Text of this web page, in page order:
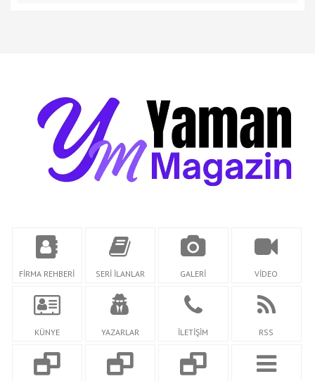
FİRMA REHBERİ SERİ İLANLAR GALERİ VİDEO
KÜNYE YAZARLAR İLETİŞİM RSS